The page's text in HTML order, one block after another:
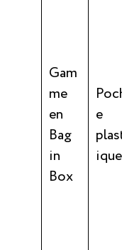
Gam
me
en
Bag
in
Box
e
ique